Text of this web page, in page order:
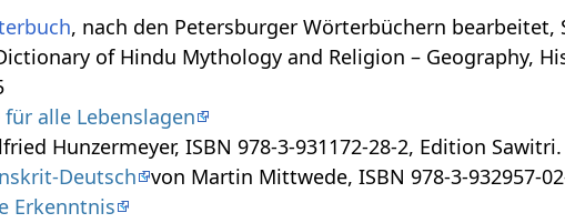
, nach den Petersburger Wörterbüchern bearbeitet,
of Hindu Mythology and Religion – Geography,
alle Lebenslagen
Hunzermeyer, ISBN 978-3-931172-28-2, Edition Sawitri.
Deutsch von Martin Mittwede, ISBN 978-3-932957-
Erkenntnis